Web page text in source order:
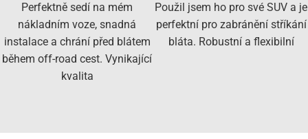
Perfektně sedí na mém
nákladním voze, snadná
instalace a chrání před blátem
během off-road cest. Vynikající
kvalita
Použil jsem ho pro své SUV a je
perfektní pro zabránění stříkání
bláta. Robustní a flexibilní